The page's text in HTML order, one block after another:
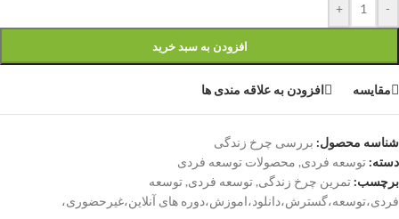
-
+
افزودن به سبد خرید
مقایسه افزودن به علاقه مندی ها
شناسه محصول: بررسی چرخ زندگی
دسته: توسعه فردی, محصولات توسعه فردی
برچسب: تمرین چرخ زندگی,توسعه فردی,توسعه
فردی،توسعه،گسترش،دانلود،اموزش،دوره های آنلاین،غیرحضوری،